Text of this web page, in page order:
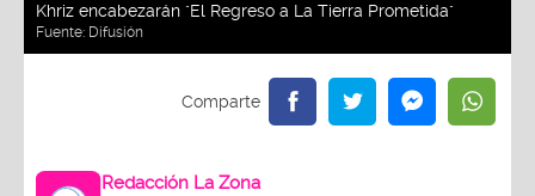
Khriz encabezarán "El Regreso a La Tierra Prometida"
Fuente: Difusión
Redacción La Zona